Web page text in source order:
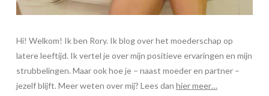
Hi! Welkom! Ik ben Rory. Ik blog over het moederschap op
latere leeftijd. Ik vertel je over mijn positieve ervaringen en mijn
strubbelingen. Maar ook hoe je – naast moeder en partner –
jezelf blijft. Meer weten over mij? Lees dan hier meer…